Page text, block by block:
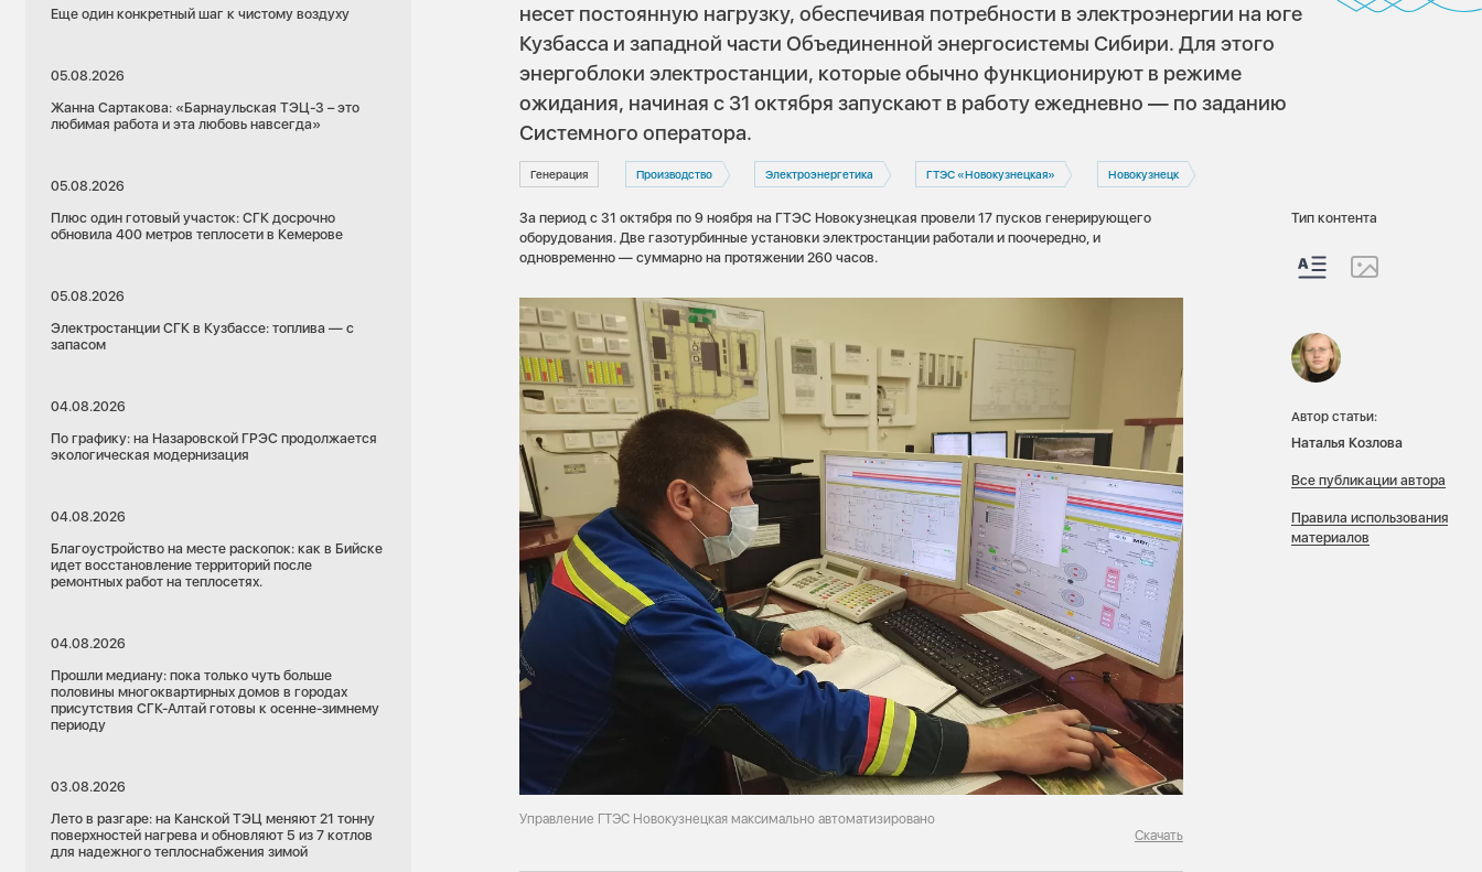
Еще один конкретный шаг к чистому воздуху
05.08.2026
Жанна Сартакова: «Барнаульская ТЭЦ-3 – это
любимая работа и эта любовь навсегда»
05.08.2026
Плюс один готовый участок: СГК досрочно
обновила 400 метров теплосети в Кемерове
05.08.2026
Электростанции СГК в Кузбассе: топлива — с
запасом
04.08.2026
По графику: на Назаровской ГРЭС продолжается
экологическая модернизация
04.08.2026
Благоустройство на месте раскопок: как в Бийске
идет восстановление территорий после
ремонтных работ на теплосетях.
04.08.2026
Прошли медиану: пока только чуть больше
половины многоквартирных домов в городах
присутствия СГК-Алтай готовы к осенне-зимнему
периоду
03.08.2026
Лето в разгаре: на Канской ТЭЦ меняют 21 тонну
поверхностей нагрева и обновляют 5 из 7 котлов
для надежного теплоснабжения зимой
несет постоянную нагрузку, обеспечивая потребности в электроэнергии на юге
Кузбасса и западной части Объединенной энергосистемы Сибири. Для этого
энергоблоки электростанции, которые обычно функционируют в режиме
ожидания, начиная с 31 октября запускают в работу ежедневно — по заданию
Системного оператора.
Генерация Производство Электроэнергетика ГТЭС «Новокузнецкая» Новокузнецк
За период с 31 октября по 9 ноября на ГТЭС Новокузнецкая провели 17 пусков генерирующего
оборудования. Две газотурбинные установки электростанции работали и поочередно, и
одновременно — суммарно на протяжении 260 часов.
Управление ГТЭС Новокузнецкая максимально автоматизировано
Скачать
Тип контента
Автор статьи:
Наталья Козлова
Все публикации автора
Правила использования
материалов